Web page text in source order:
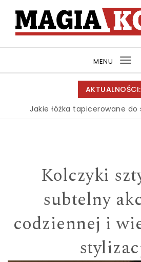
MENU
AKTUALNOŚCI:
Jakie łóżka tapicerowane do
Kolczyki
subtelny
codziennej i